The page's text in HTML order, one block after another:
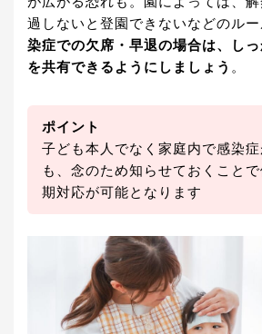
過しないと登園できないなどのルー
染症での欠席・早退の場合は、し
を共有できるようにしましょう 。
ポイント
子ども本人でなく家庭内で感染
も、念のため知らせておくこと
期対応が可能となります